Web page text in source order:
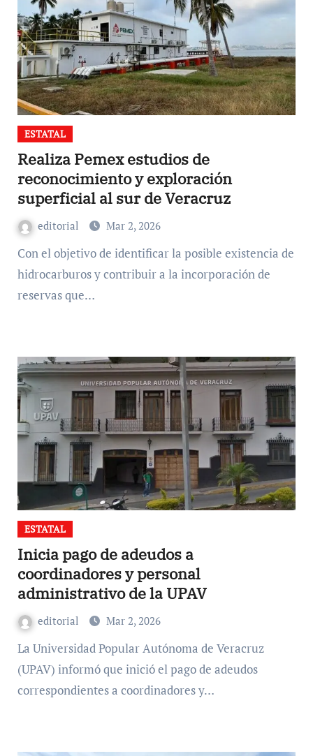
ESTATAL
Realiza Pemex estudios de
reconocimiento y exploración
superficial al sur de Veracruz
editorial Mar 2, 2026
Con el objetivo de identificar la posible existencia de
hidrocarburos y contribuir a la incorporación de
reservas que…
ESTATAL
Inicia pago de adeudos a
coordinadores y personal
administrativo de la UPAV
editorial Mar 2, 2026
La Universidad Popular Autónoma de Veracruz
(UPAV) informó que inició el pago de adeudos
correspondientes a coordinadores y…